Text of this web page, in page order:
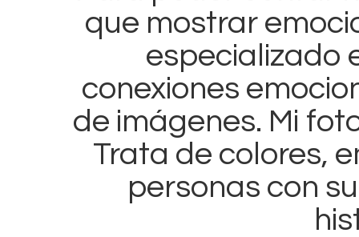
que mostrar
especializado
conexiones
de imágenes. Mi
Trata de colores,
personas con